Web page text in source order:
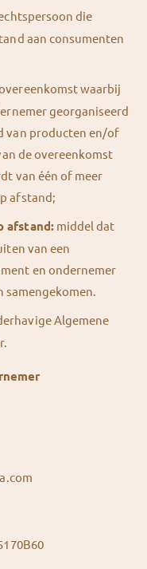
die
aan consumenten
waarbij
georganiseerd
van producten en/of
de overeenkomst
van één of meer
afstand;
afstand:middel dat
van een
en ondernemer
Algemene